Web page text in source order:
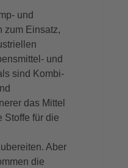
und
zum Einsatz,
und
sind Kombi-
das Mittel
Stoffe für die
Aber
die